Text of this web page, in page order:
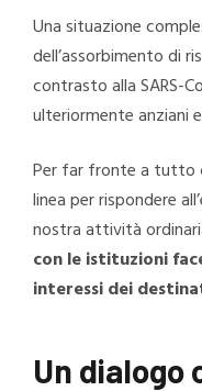
Una situazione
dell’assorbimento di
contrasto alla SARS-
ulteriormente anziani
Per far fronte a tutto
linea per rispondere
nostra attività
con le istituzioni
interessi dei
Un dialogo